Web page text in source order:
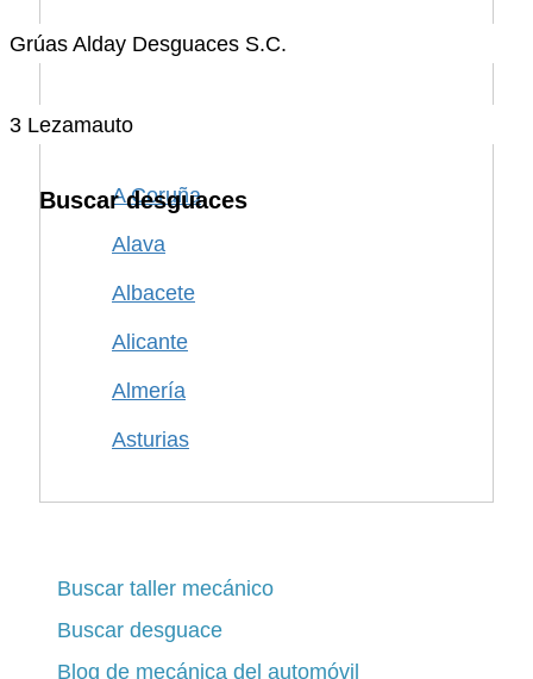
Grúas Alday Desguaces S.C.
3 Lezamauto
Buscar desguaces
A Coruña
Alava
Albacete
Alicante
Almería
Asturias
Barcelona
Burgos
Buscar taller mecánico
Buscar desguace
Blog de mecánica del automóvil